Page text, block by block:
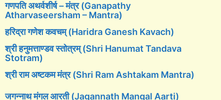
गणपति अथर्वशीर्ष – मंत्र (Ganapathy
Atharvaseersham – Mantra)
हरिद्रा गणेश कवचम् (Haridra Ganesh Kavach)
श्री हनुमत्ताण्डव स्तोत्रम् (Shri Hanumat Tandava
Stotram)
श्री राम अष्टकम मंत्र (Shri Ram Ashtakam Mantra)
जगन्नाथ मंगल आरती (Jagannath Mangal Aarti)